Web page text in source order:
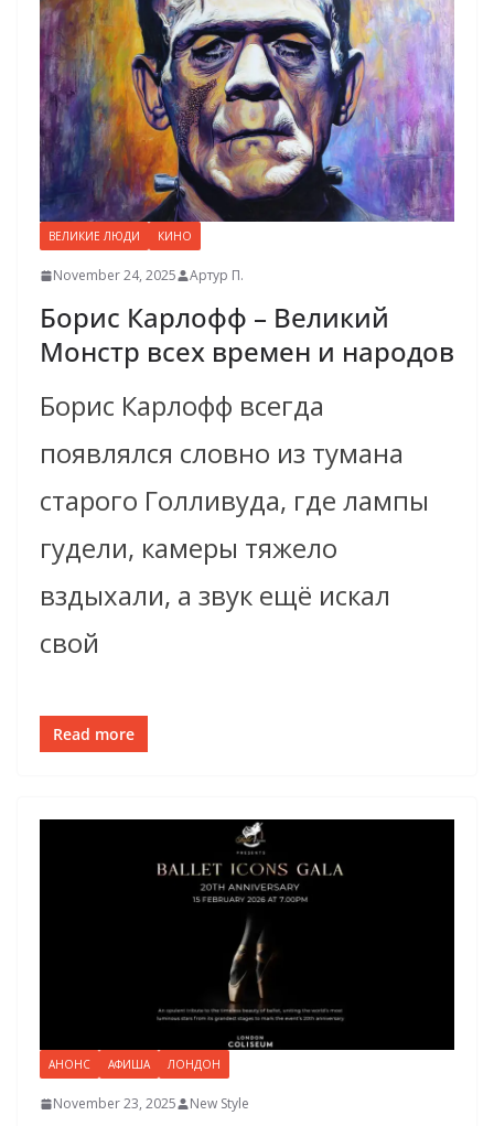
ВЕЛИКИЕ ЛЮДИ КИНО
November 24, 2025 Артур П.
Борис Карлофф – Великий
Монстр всех времен и народов
Борис Карлофф всегда
появлялся словно из тумана
старого Голливуда, где лампы
гудели, камеры тяжело
вздыхали, а звук ещё искал
свой
Read more
АНОНС АФИША ЛОНДОН
November 23, 2025 New Style